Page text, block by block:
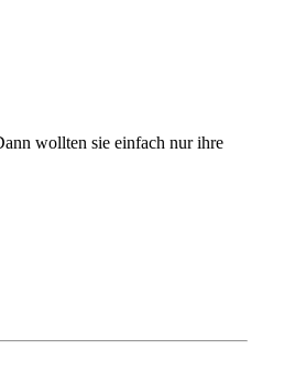
wollten sie einfach nur ihre